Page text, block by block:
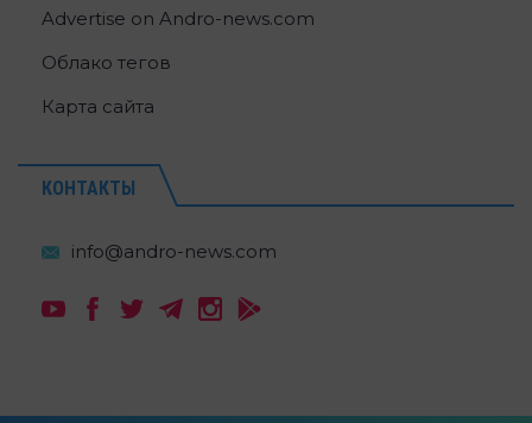
Advertise on Andro-news.com
Облако тегов
Карта сайта
КОНТАКТЫ